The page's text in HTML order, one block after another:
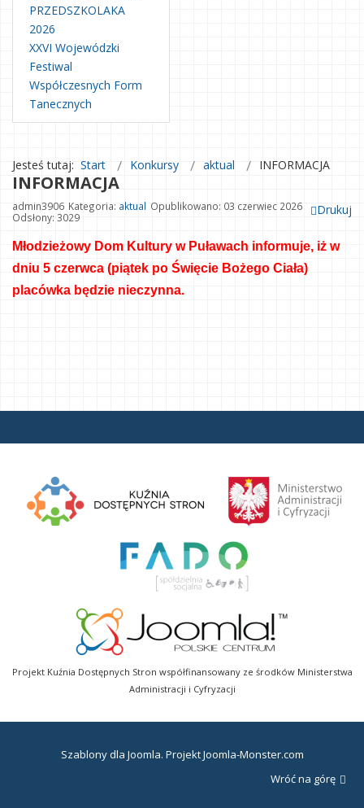
PRZEDSZKOLAKA
2026
XXVI Wojewódzki
Festiwal
Współczesnych Form
Tanecznych
Jesteś tutaj: Start Konkursy aktual INFORMACJA
INFORMACJA
Drukuj
admin3906 Kategoria: aktual Opublikowano: 03 czerwiec 2026
Odsłony: 3029
Młodzieżowy Dom Kultury w Puławach informuje, iż w
dniu 5 czerwca (piątek po Święcie Bożego Ciała)
placówka będzie nieczynna.
Projekt Kuźnia Dostępnych Stron współfinansowany ze środków Ministerstwa
Administracji i Cyfryzacji
Szablony dla Joomla. Projekt Joomla-Monster.com
Wróć na górę